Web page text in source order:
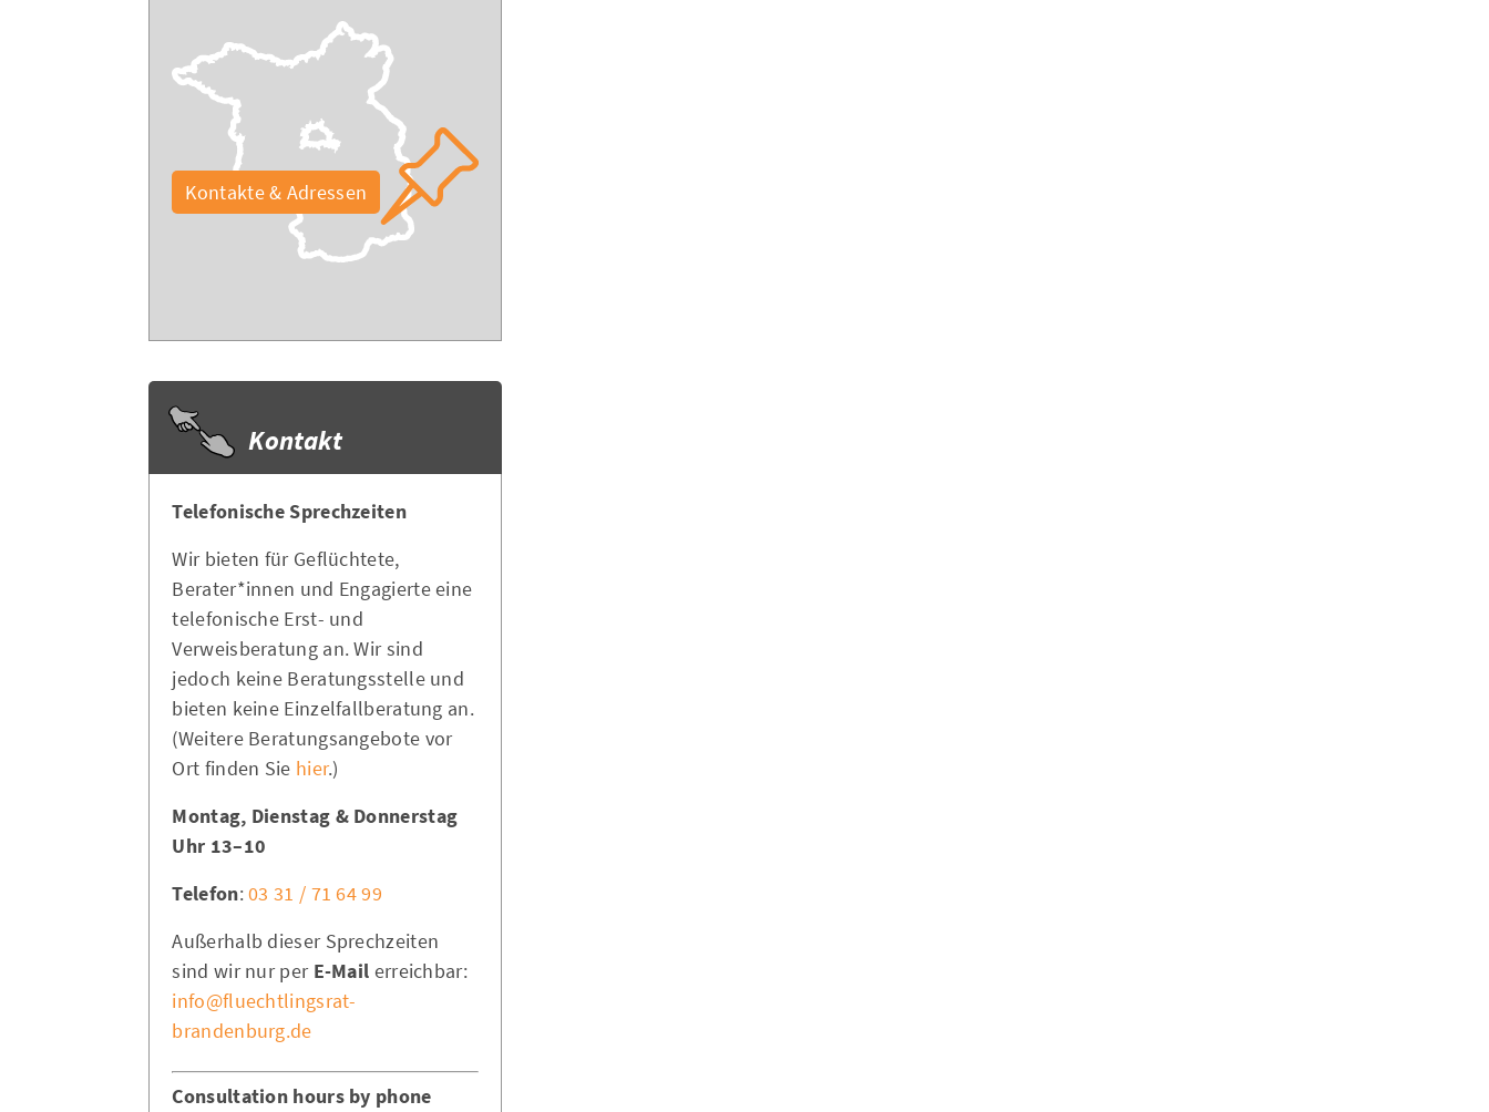
Kontakte & Adressen
Kontakt
Telefonische Sprechzeiten
Wir bieten für Geflüchtete,
Berater*innen und Engagierte eine
telefonische Erst- und
Verweisberatung an. Wir sind
jedoch keine Beratungsstelle und
bieten keine Einzelfallberatung an.
(Weitere Beratungsangebote vor
Ort finden Sie hier.)
Montag, Dienstag & Donnerstag
10–13 Uhr
Telefon:03 31 / 71 64 99
Außerhalb dieser Sprechzeiten
sind wir nur per E-Mail erreichbar:
info@fluechtlingsrat-
brandenburg.de
Consultation hours by phone